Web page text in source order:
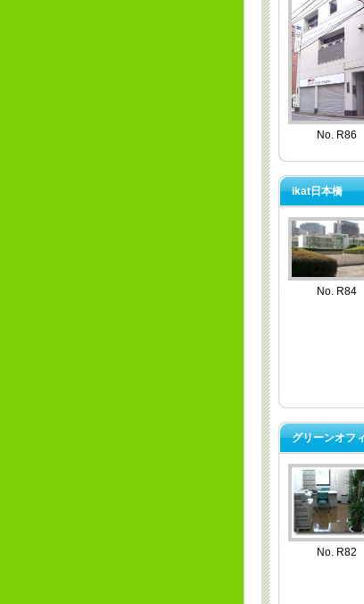
No. R86
ikat日本橋
No. R84
グリーンオフ
No. R82